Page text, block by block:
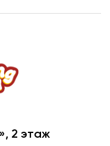
2 этаж